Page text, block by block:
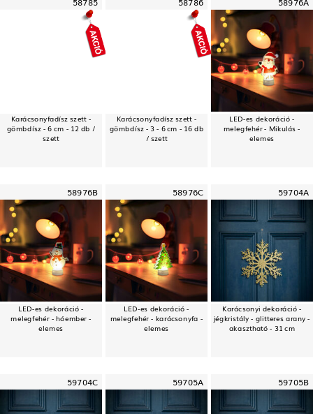
Karácsonyfadísz szett -
gömbdísz - 6 cm - 12 db /
szett
Karácsonyfadísz szett -
gömbdísz - 3 - 6 cm - 16 db
/ szett
LED-es dekoráció -
melegfehér - Mikulás -
elemes
58976B
LED-es dekoráció -
melegfehér - hóember -
elemes
58976C
LED-es dekoráció -
melegfehér - karácsonyfa -
elemes
59704A
Karácsonyi dekoráció -
jégkristály - glitteres arany -
akasztható - 31 cm
59704C 59705A 59705B